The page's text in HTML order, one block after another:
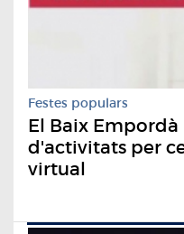
Festes populars
El Baix
d'activitats per
virtual